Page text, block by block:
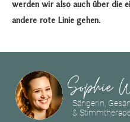
werden wir also auch über die
andere rote Linie gehen.
Sophie
Sängerin,
&